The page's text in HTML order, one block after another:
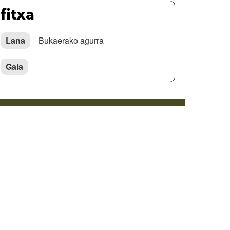
fitxa
Lana Bukaerako agurra
Gaia